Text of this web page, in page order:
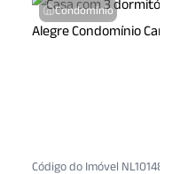
Condomínio
Código do Imóvel NL10148251